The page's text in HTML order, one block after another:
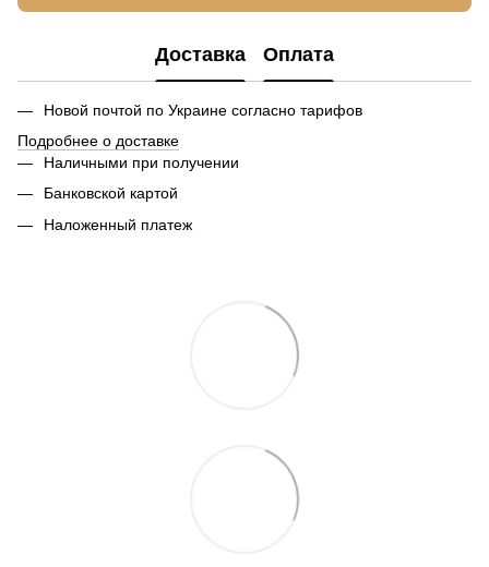
Доставка Оплата
Новой почтой по Украине согласно тарифов
Подробнее о доставке
Наличными при получении
Банковской картой
Наложенный платеж